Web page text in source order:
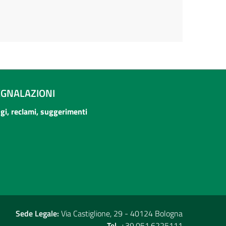
reclami, suggerimenti
Sede Legale: Via Castiglione, 29 - 40124 Bologna